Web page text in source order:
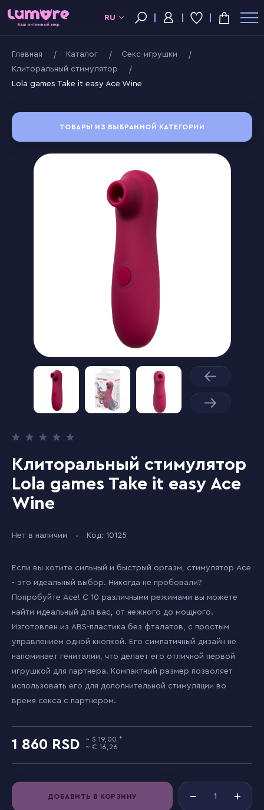
RU
Главная Kаталог
Секс-игрушки
Клиторальный стимулятор
Lola games Take it easy Ace Wine
ТОВАРЫ ИЗ ВЫБРАННОЙ КАТЕГОРИИ
Клиторальный стимулятор
Lola games Take it easy Ace
Wine
Нет в наличии Код: 10125
Если вы хотите сильный и быстрый оргазм, стимулятор Ace
- это идеальный выбор. Никогда не пробовали?
Попробуйте Ace! С 10 различными режимами вы можете
найти идеальный для вас, от нежного до мощного.
Изготовлен из ABS-пластика без фталатов, с простым
управлением одной кнопкой. Его симпатичный дизайн не
напоминает гениталии, что делает его отличной первой
игрушкой для партнера. Компактный размер позволяет
использовать его для дополнительной стимуляции во
время секса с партнером.
1 860
19,00
16,26
ДОБАВИТЬ В КОРЗИНУ